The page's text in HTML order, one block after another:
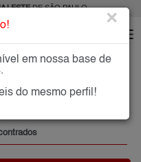
LESTEDE SÃO PAULO
Leste de São Paulo
×
em nossa base de
do mesmo perfil!